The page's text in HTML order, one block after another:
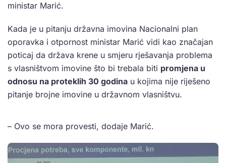
ministar Marić.
Kada je u pitanju državna imovina Nacionalni plan
oporavka i otpornost ministar Marić vidi kao značajan
poticaj da država krene u smjeru rješavanja problema
s vlasništvom imovine što bi trebala biti promjena u
odnosu na proteklih 30 godina u kojima nije riješeno
pitanje brojne imovine u državnom vlasništvu.
– Ovo se mora provesti, dodaje Marić.